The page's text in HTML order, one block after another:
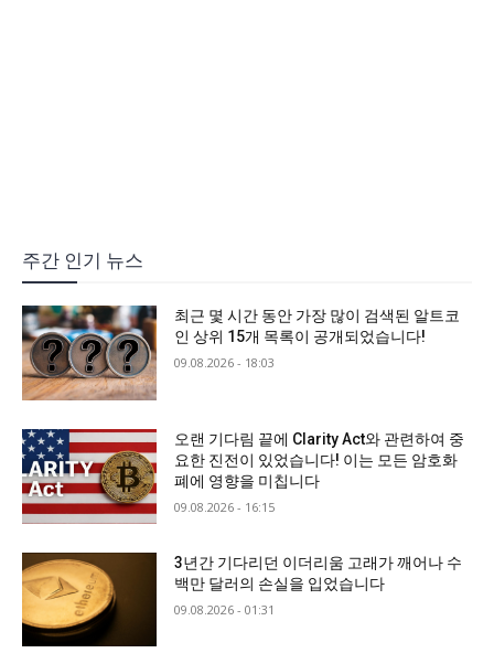
주간 인기 뉴스
최근 몇 시간 동안 가장 많이 검색된 알트코
인 상위 15개 목록이 공개되었습니다!
09.08.2026 - 18:03
오랜 기다림 끝에 Clarity Act와 관련하여 중
요한 진전이 있었습니다! 이는 모든 암호화
폐에 영향을 미칩니다
09.08.2026 - 16:15
3년간 기다리던 이더리움 고래가 깨어나 수
백만 달러의 손실을 입었습니다
09.08.2026 - 01:31